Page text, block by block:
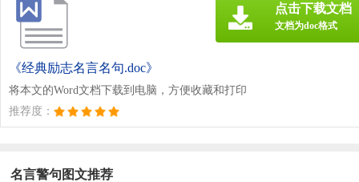
《经典励志名言名句.doc》
将本文的Word文档下载到电脑，方便收藏和打印
推荐度：
点击下载文档
文档为doc格式
名言警句图文推荐